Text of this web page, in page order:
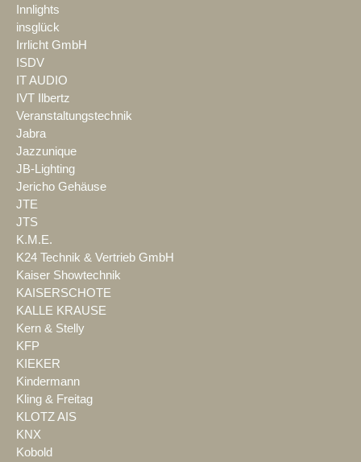
Innlights
insglück
Irrlicht GmbH
ISDV
IT AUDIO
IVT Ilbertz
Veranstaltungstechnik
Jabra
Jazzunique
JB-Lighting
Jericho Gehäuse
JTE
JTS
K.M.E.
K24 Technik & Vertrieb GmbH
Kaiser Showtechnik
KAISERSCHOTE
KALLE KRAUSE
Kern & Stelly
KFP
KIEKER
Kindermann
Kling & Freitag
KLOTZ AIS
KNX
Kobold